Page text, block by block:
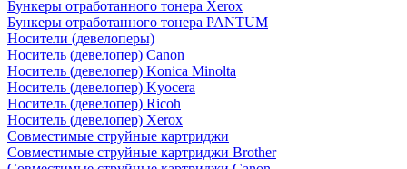
Бункеры отработанного тонера Xerox
Бункеры отработанного тонера PANTUM
Носители (девелоперы)
Носитель (девелопер) Canon
Носитель (девелопер) Konica Minolta
Носитель (девелопер) Kyocera
Носитель (девелопер) Ricoh
Носитель (девелопер) Xerox
Совместимые струйные картриджи
Совместимые струйные картриджи Brother